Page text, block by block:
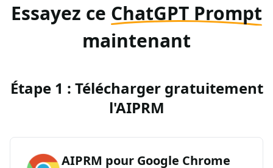
Essayez ce ChatGPT Prompt
maintenant
Étape 1 : Télécharger gratuitement
l'AIPRM
AIPRM pour Google Chrome